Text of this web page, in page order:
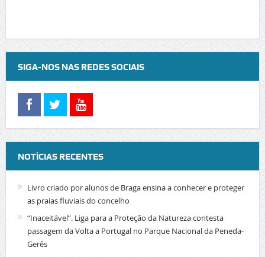
SIGA-NOS NAS REDES SOCIAIS
NOTÍCIAS RECENTES
Livro criado por alunos de Braga ensina a conhecer e proteger
as praias fluviais do concelho
“Inaceitável”. Liga para a Proteção da Natureza contesta
passagem da Volta a Portugal no Parque Nacional da Peneda-
Gerês